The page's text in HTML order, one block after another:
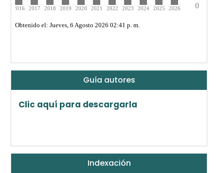
Guía autores
Clic aquí para descargarla
Indexación